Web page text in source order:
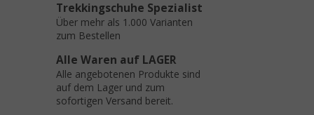
Trekkingschuhe Spezialist
Über mehr als 1.000 Varianten
zum Bestellen
Alle Waren auf LAGER
Alle angebotenen Produkte sind
auf dem Lager und zum
sofortigen Versand bereit.